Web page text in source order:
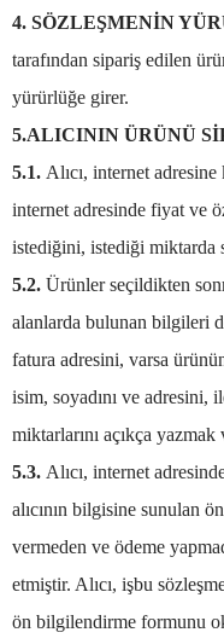
4. SÖZLEŞMENİN
tarafından sipariş edilen
yürürlüğe girer.
5.ALICININ ÜRÜNÜ
5.1. Alıcı, internet
internet adresinde fiyat ve
istediğini, istediği miktarda
5.2. Ürünler seçildikten
alanlarda bulunan bilgileri
fatura adresini, varsa
isim, soyadını ve
miktarlarını açıkça yazmak
5.3. Alıcı, internet
alıcının bilgisine sunulan
vermeden ve ödeme
etmiştir. Alıcı, işbu
ön bilgilendirme formunu